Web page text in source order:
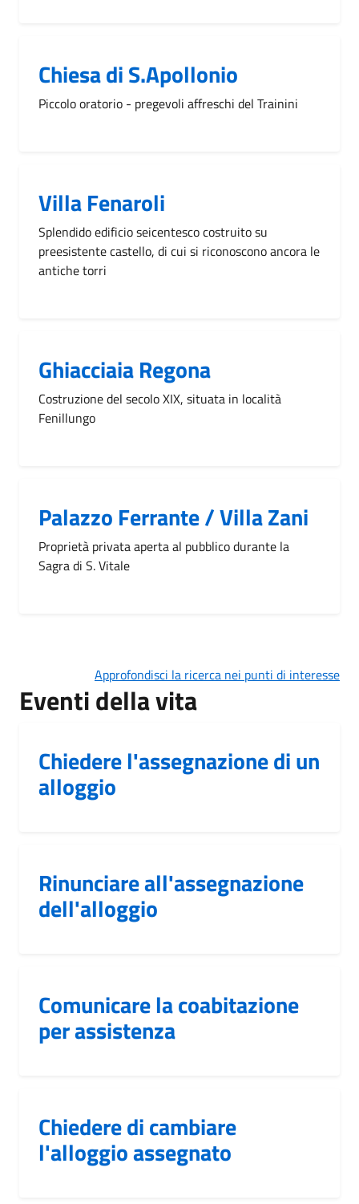
Chiesa di S.Apollonio
Piccolo oratorio - pregevoli affreschi del Trainini
Villa Fenaroli
Splendido edificio seicentesco costruito su
preesistente castello, di cui si riconoscono ancora le
antiche torri
Ghiacciaia Regona
Costruzione del secolo XIX, situata in località
Fenillungo
Palazzo Ferrante / Villa Zani
Proprietà privata aperta al pubblico durante la
Sagra di S. Vitale
Approfondisci la ricerca nei punti di interesse
Eventi della vita
Chiedere l'assegnazione di un
alloggio
Rinunciare all'assegnazione
dell'alloggio
Comunicare la coabitazione
per assistenza
Chiedere di cambiare
l'alloggio assegnato